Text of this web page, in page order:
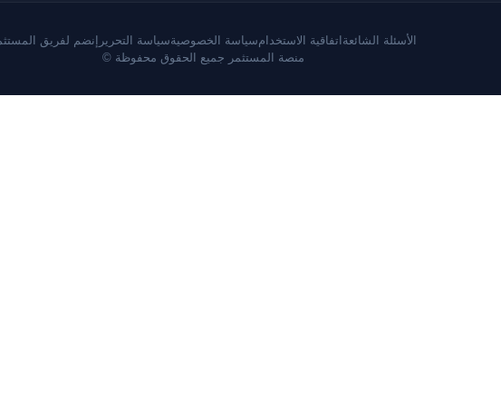
الأسئلة الشائعة اتفاقية الاستخدامسياسة الخصوصيةسياسة التحرير إنضم لفريق
منصة المستثمر جميع الحقوق محفوظة ©